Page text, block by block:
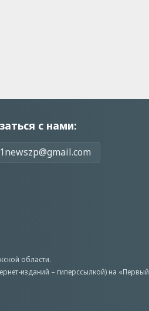
с нами:
1newszp@gmail.com
области.
изданий – гиперссылкой) на «Первый